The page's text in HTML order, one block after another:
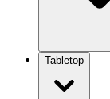
Tabletop